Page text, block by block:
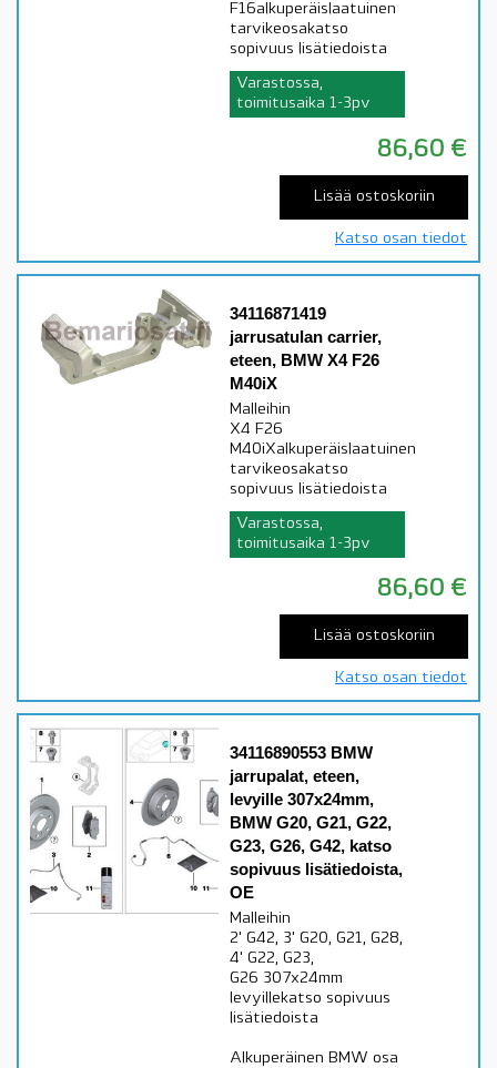
F16alkuperäislaatuinen
tarvikeosakatso
sopivuus lisätiedoista
Varastossa,
toimitusaika 1-3pv
86,60 €
Lisää ostoskoriin
Katso osan tiedot
34116871419
jarrusatulan carrier,
eteen, BMW X4 F26
M40iX
Malleihin
X4 F26
M40iXalkuperäislaatuinen
tarvikeosakatso
sopivuus lisätiedoista
Varastossa,
toimitusaika 1-3pv
86,60 €
Lisää ostoskoriin
Katso osan tiedot
34116890553 BMW
jarrupalat, eteen,
levyille 307x24mm,
BMW G20, G21, G22,
G23, G26, G42, katso
sopivuus lisätiedoista,
OE
Malleihin
2' G42, 3' G20, G21, G28,
4' G22, G23,
G26 307x24mm
levyillekatso sopivuus
lisätiedoista
Alkuperäinen BMW osa